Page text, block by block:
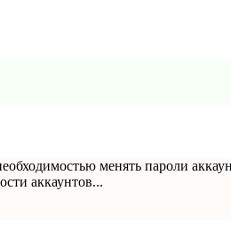
менять пароли
аккаунтов...